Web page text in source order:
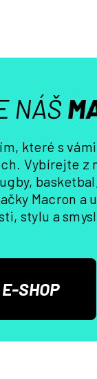
NÁŠ
které s
Vybírejte z
Macron a
stylu a
SHOP